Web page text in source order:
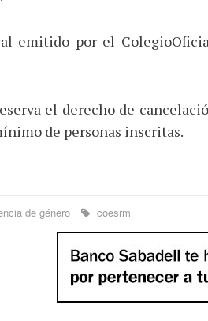
emitido por el
el derecho de
de personas inscritas.
de género coesrm